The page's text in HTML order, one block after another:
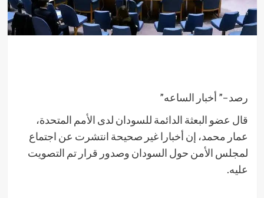
رصد –” أخبار الساعه”
قال عضو البعثة الدائمة للسودان لدى الأمم المتحدة،
عمار محمد، إن أخبارا غير صحيحة انتشرت عن اجتماع
لمجلس الأمن حول السودان وصدور قرار تم التصويت
عليه.